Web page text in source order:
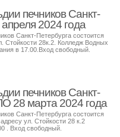
печников Санкт-
2024 года
Санкт-Петербурга состоится
Стойкости 28к.2. Колледж Водных
в 17.00.Вход свободный.
печников Санкт-
28 марта 2024 года
Санкт-Петербурга состоится
ул. Стойкости 28 к.2
. Вход свободный.